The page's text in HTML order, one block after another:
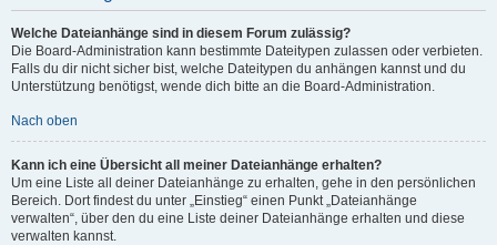
Welche Dateianhänge sind in diesem Forum zulässig?
Die Board-Administration kann bestimmte Dateitypen zulassen oder verbieten.
Falls du dir nicht sicher bist, welche Dateitypen du anhängen kannst und du
Unterstützung benötigst, wende dich bitte an die Board-Administration.
Nach oben
Kann ich eine Übersicht all meiner Dateianhänge erhalten?
Um eine Liste all deiner Dateianhänge zu erhalten, gehe in den persönlichen
Bereich. Dort findest du unter „Einstieg“ einen Punkt „Dateianhänge
verwalten“, über den du eine Liste deiner Dateianhänge erhalten und diese
verwalten kannst.